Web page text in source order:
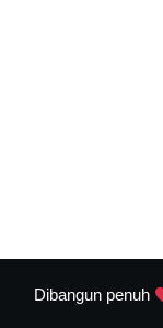
Dibangun penuh